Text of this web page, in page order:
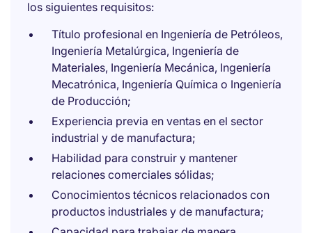
los siguientes requisitos:
Título profesional en Ingeniería de Petróleos,
Ingeniería Metalúrgica, Ingeniería de
Materiales, Ingeniería Mecánica, Ingeniería
Mecatrónica, Ingeniería Química o Ingeniería
de Producción;
Experiencia previa en ventas en el sector
industrial y de manufactura;
Habilidad para construir y mantener
relaciones comerciales sólidas;
Conocimientos técnicos relacionados con
productos industriales y de manufactura;